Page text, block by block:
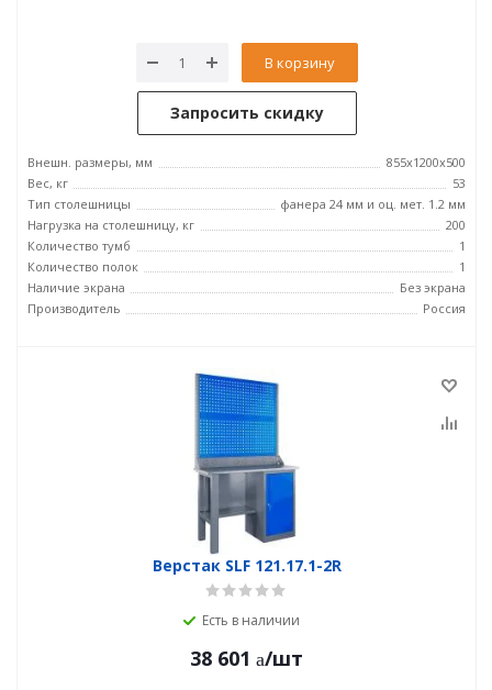
В корзину
Запросить скидку
Внешн. размеры, мм
855x1200x500
Вес, кг
53
Тип столешницы
фанера 24 мм и оц. мет. 1.2 мм
Нагрузка на столешницу, кг
200
Количество тумб
1
Количество полок
1
Наличие экрана
Без экрана
Производитель
Россия
Верстак SLF 121.17.1-2R
Есть в наличии
38 601 /шт